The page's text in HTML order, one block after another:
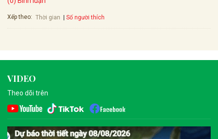
Xếp theo: Thời gian Số người thích
VIDEO
Theo dõi trên